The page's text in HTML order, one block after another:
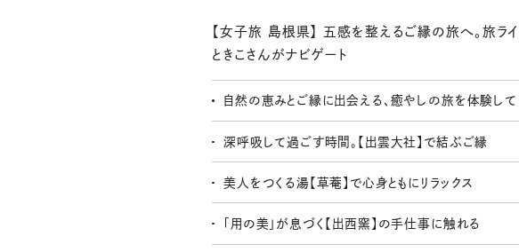
【女子旅 島根県】 五感を整えるご縁の旅へ。旅ラ
ときこさんがナビゲート
自然の恵みとご縁に出会える、癒やしの旅を体験して
深呼吸して過ごす時間。【出雲大社】で結ぶご縁
美人をつくる湯【草菴】で心身ともにリラックス
「用の美」が息づく【出西窯】の手仕事に触れる